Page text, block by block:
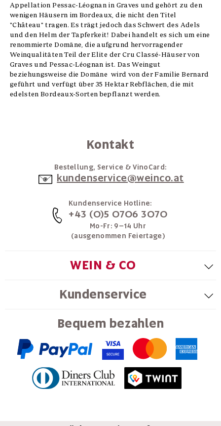
Appellation Pessac-Léognan in Graves und gehört zu den
wenigen Häusern im Bordeaux, die nicht den Titel
"Château" tragen. Es trägt jedoch das Schwert des Adels
und den Helm der Tapferkeit! Dabei handelt es sich um eine
renommierte Domäne, die aufgrund hervorragender
Weinqualitäten Teil der Elite der Cru Classé-Häuser von
Graves und Pessac-Léognan ist. Das Weingut
beziehungsweise die Domäne wird von der Familie Bernard
geführt und verfügt über 35 Hektar Rebflächen, die mit
edelsten Bordeaux-Sorten bepflanzt werden.
Kontakt
Bestellung, Service & VinoCard:
kundenservice@weinco.at
Kundenservice Hotline:
+43 (0)5 0706 3070
Mo-Fr: 9–14 Uhr
(ausgenommen Feiertage)
WEIN & CO
Kundenservice
Bequem bezahlen